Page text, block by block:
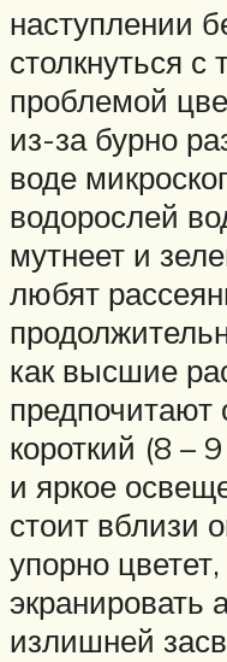
наступлении
столкнуться
проблемой
из-за бурно
воде
водорослей
мутнеет и
любят
как высшие
предпочитают
короткий (8 –
и яркое
стоит вблизи
упорно
экранировать
излишней